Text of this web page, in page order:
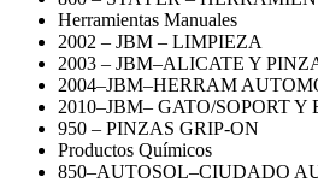
Herramientas Manuales
2002 – JBM – LIMPIEZA
2003 – JBM–ALICATE Y
2004–JBM–HERRAM
2010–JBM– GATO/SOPORT Y
950 – PINZAS GRIP-ON
Productos Químicos
850–AUTOSOL–CIUDADO